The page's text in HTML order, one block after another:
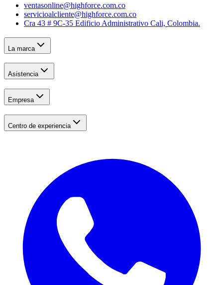
ventasonline@highforce.com.co
servicioalcliente@highforce.com.co
Cra 43 # 9C-35 Edificio Administrativo Cali, Colombia.
La marca
Asistencia
Empresa
Centro de experiencia